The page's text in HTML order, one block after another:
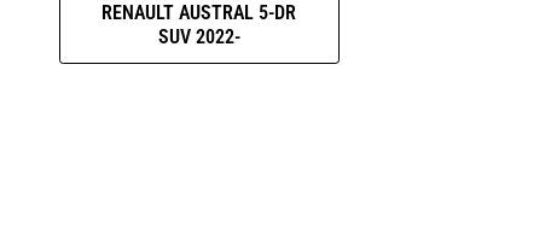
RENAULT AUSTRAL 5-DR
SUV 2022-